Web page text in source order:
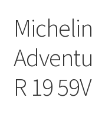
R 19